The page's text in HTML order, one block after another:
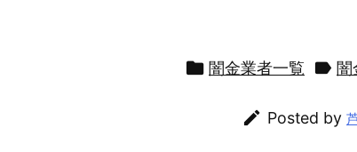
 闇金業者一覧  闇
 Posted by